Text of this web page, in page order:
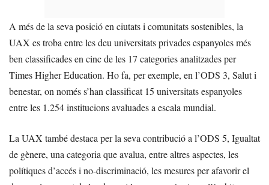
A més de la seva posició en ciutats i comunitats sostenibles, la
UAX es troba entre les deu universitats privades espanyoles més
ben classificades en cinc de les 17 categories analitzades per
Times Higher Education. Ho fa, per exemple, en l’ODS 3, Salut i
benestar, on només s’han classificat 15 universitats espanyoles
entre les 1.254 institucions avaluades a escala mundial.
La UAX també destaca per la seva contribució a l’ODS 5, Igualtat
de gènere, una categoria que avalua, entre altres aspectes, les
polítiques d’accés i no-discriminació, les mesures per afavorir el